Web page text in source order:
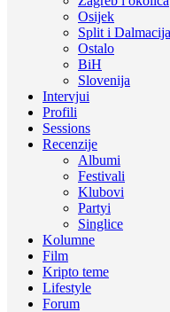
Osijek
Split i Dalmacija
Ostalo
BiH
Slovenija
Intervjui
Profili
Sessions
Recenzije
Albumi
Festivali
Klubovi
Partyi
Singlice
Kolumne
Film
Kripto teme
Lifestyle
Forum